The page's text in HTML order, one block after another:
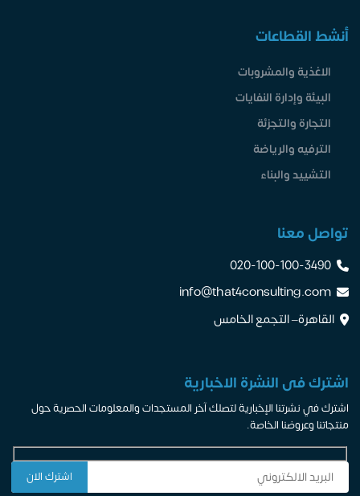
أنشط القطاعات
الاغذية والمشروبات
البيئة وإدارة النفايات
التجارة والتجزئة
الترفيه والرياضة
التشييد والبناء
تواصل معنا
020-100-100-3490
info@that4consulting.com
القاهرة– التجمع الخامس
اشترك فى النشرة الاخبارية
اشترك في نشرتنا الإخبارية لتصلك آخر المستجدات والمعلومات الحصرية حول
منتجاتنا وعروضنا الخاصة.